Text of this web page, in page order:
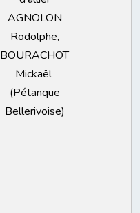
AGNOLON
Rodolphe,
BOURACHOT
Mickaël
(Pétanque
Bellerivoise)